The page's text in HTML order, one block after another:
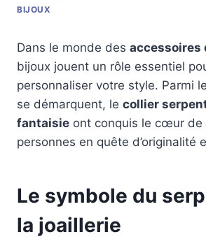
BIJOUX
Dans le monde des accessoires
bijoux jouent un rôle essentiel
personnaliser votre style. Parmi
se démarquent, le collier
fantaisie ont conquis le cœur de
personnes en quête d’originalité
Le symbole du
la joaillerie